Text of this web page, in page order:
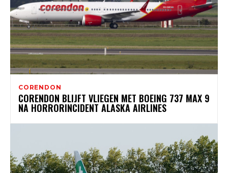
CORENDON
CORENDON BLIJFT VLIEGEN MET BOEING 737 MAX 9
NA HORRORINCIDENT ALASKA AIRLINES